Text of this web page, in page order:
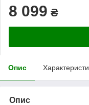
8 099 ₴
Опис
Опис